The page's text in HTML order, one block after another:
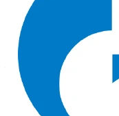
Утеплитель Аляска,
В наличии в SIZMAG
Костюм зимний Ховард
— зимний костюм с
работе в Особом
продлевают срок службы, а